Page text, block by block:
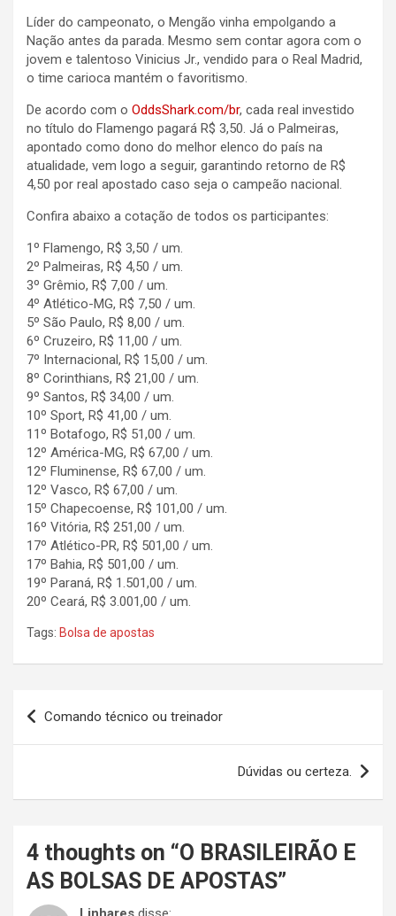
Líder do campeonato, o Mengão vinha empolgando a
Nação antes da parada. Mesmo sem contar agora com o
jovem e talentoso Vinicius Jr., vendido para o Real Madrid,
o time carioca mantém o favoritismo.
De acordo com o OddsShark.com/br, cada real investido
no título do Flamengo pagará R$ 3,50. Já o Palmeiras,
apontado como dono do melhor elenco do país na
atualidade, vem logo a seguir, garantindo retorno de R$
4,50 por real apostado caso seja o campeão nacional.
Confira abaixo a cotação de todos os participantes:
1º Flamengo, R$ 3,50 / um.
2º Palmeiras, R$ 4,50 / um.
3º Grêmio, R$ 7,00 / um.
4º Atlético-MG, R$ 7,50 / um.
5º São Paulo, R$ 8,00 / um.
6º Cruzeiro, R$ 11,00 / um.
7º Internacional, R$ 15,00 / um.
8º Corinthians, R$ 21,00 / um.
9º Santos, R$ 34,00 / um.
10º Sport, R$ 41,00 / um.
11º Botafogo, R$ 51,00 / um.
12º América-MG, R$ 67,00 / um.
12º Fluminense, R$ 67,00 / um.
12º Vasco, R$ 67,00 / um.
15º Chapecoense, R$ 101,00 / um.
16º Vitória, R$ 251,00 / um.
17º Atlético-PR, R$ 501,00 / um.
17º Bahia, R$ 501,00 / um.
19º Paraná, R$ 1.501,00 / um.
20º Ceará, R$ 3.001,00 / um.
Tags: Bolsa de apostas
Navegação
de
Comando técnico ou treinador
Dúvidas ou certeza.
4 thoughts on “O BRASILEIRÃO E
AS BOLSAS DE APOSTAS”